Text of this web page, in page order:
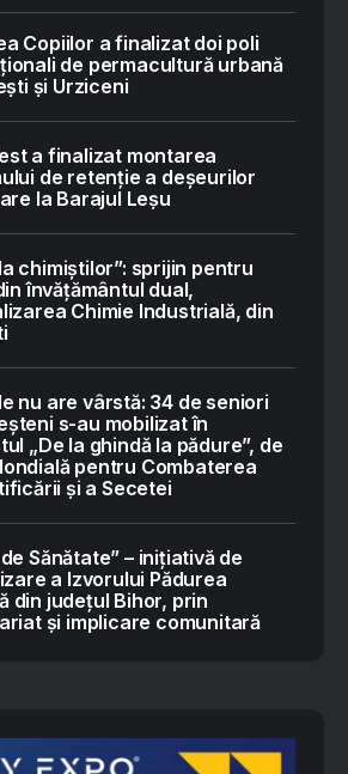
Copiilor a finalizat doi poli
de permacultură urbană
și Urziceni
a finalizat montarea
de retenție a deșeurilor
la Barajul Leșu
chimiștilor”: sprijin pentru
învățământul dual,
Chimie Industrială, din
nu are vârstă: 34 de seniori
s-au mobilizat în
„De la ghindă la pădure”, de
pentru Combaterea
și a Secetei
Sănătate” – inițiativă de
a Izvorului Pădurea
din județul Bihor, prin
și implicare comunitară